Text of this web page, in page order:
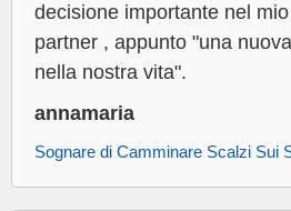
decisione importante nel
partner , appunto "una
nella nostra vita".
annamaria
Sognare di Camminare Scalzi Sui